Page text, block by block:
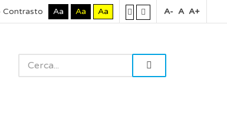
Contrasto Aa Aa Aa A- A A+